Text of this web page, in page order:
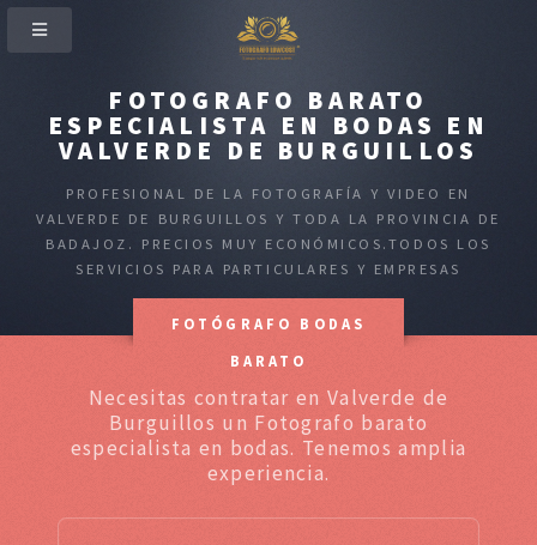
FOTOGRAFO BARATO
ESPECIALISTA EN BODAS EN
VALVERDE DE BURGUILLOS
PROFESIONAL DE LA FOTOGRAFÍA Y VIDEO EN
VALVERDE DE BURGUILLOS Y TODA LA PROVINCIA DE
BADAJOZ. PRECIOS MUY ECONÓMICOS.TODOS LOS
SERVICIOS PARA PARTICULARES Y EMPRESAS
FOTÓGRAFO BODAS
BARATO
Necesitas contratar en Valverde de
Burguillos un Fotografo barato
especialista en bodas. Tenemos amplia
experiencia.